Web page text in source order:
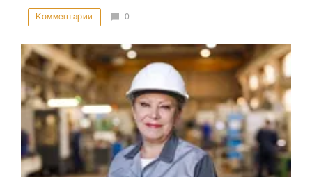
Комментарии 0